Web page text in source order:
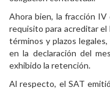
Ahora bien, la fracción IV
requisito para acreditar
términos y plazos
en la declaración del
exhibido la retención.
Al respecto, el SAT